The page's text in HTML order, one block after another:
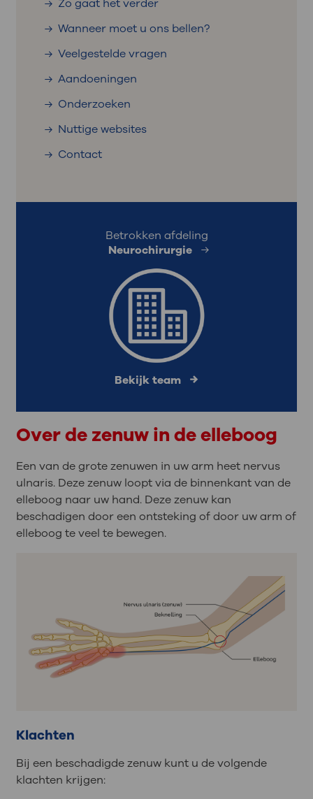
Zo gaat het verder
Wanneer moet u ons bellen?
Veelgestelde vragen
Aandoeningen
Onderzoeken
Nuttige websites
Contact
Betrokken afdeling
Neurochirurgie
Bekijk team
Over de zenuw in de elleboog
Een van de grote zenuwen in uw arm heet nervus
ulnaris. Deze zenuw loopt via de binnenkant van de
elleboog naar uw hand. Deze zenuw kan
beschadigen door een ontsteking of door uw arm of
elleboog te veel te bewegen.
Klachten
Bij een beschadigde zenuw kunt u de volgende
klachten krijgen: